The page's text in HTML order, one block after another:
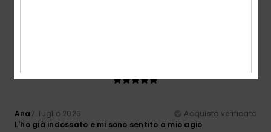
Ana7. luglio 2026
Acquisto verificato
L'ho già indossato e mi sono sentito a mio agio